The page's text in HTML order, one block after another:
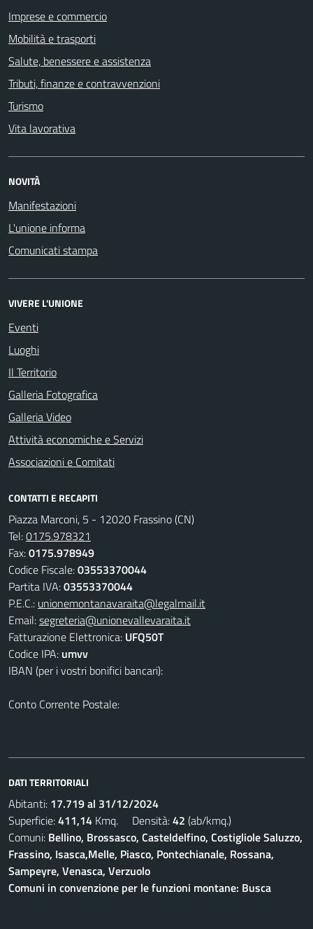
Imprese e commercio
Mobilità e trasporti
Salute, benessere e assistenza
Tributi, finanze e contravvenzioni
Turismo
Vita lavorativa
NOVITÀ
Manifestazioni
L'unione informa
Comunicati stampa
VIVERE L'UNIONE
Eventi
Luoghi
Il Territorio
Galleria Fotografica
Galleria Video
Attività economiche e Servizi
Associazioni e Comitati
CONTATTI E RECAPITI
Piazza Marconi, 5 - 12020 Frassino (CN)
Tel:0175.978321
Fax:0175.978949
Codice Fiscale:03553370044
Partita IVA:03553370044
P.E.C.: unionemontanavaraita@legalmail.it
Email:segreteria@unionevallevaraita.it
Fatturazione Elettronica: UFQ50T
Codice IPA: umvv
IBAN (per i vostri bonifici bancari):
Conto Corrente Postale:
DATI TERRITORIALI
Abitanti: 17.719 al 31/12/2024
Superficie:411,14 Kmq. Densità:42 (ab/kmq.)
Comuni: Bellino, Brossasco, Casteldelfino, Costigliole Saluzzo,
Frassino, Isasca,Melle, Piasco, Pontechianale, Rossana,
Sampeyre, Venasca, Verzuolo
Comuni in convenzione per le funzioni montane: Busca